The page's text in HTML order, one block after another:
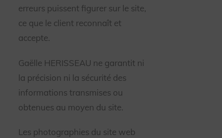
erreurs puissent figurer sur le site,
ce que le client reconnaît et
accepte.
Gaëlle HERISSEAU ne garantit ni
la précision ni la sécurité des
informations transmises ou
obtenues au moyen du site.
Les photographies du site web